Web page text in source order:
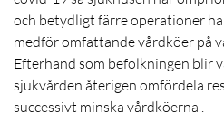
och betydligt färre operationer
medför omfattande vårdköer på
Efterhand som befolkningen blir
sjukvården återigen omfördela
successivt minska vårdköerna .